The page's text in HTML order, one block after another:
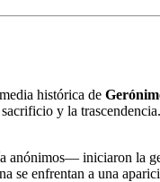
histórica de
y la
anónimos— iniciaron la
enfrentan a una